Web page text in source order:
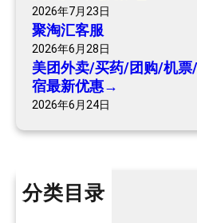
2026年7月23日
聚淘汇客服
2026年6月28日
美团外卖/买药/团购/机票
宿最新优惠→
2026年6月24日
分类目录